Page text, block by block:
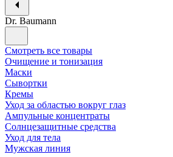
Dr. Baumann
Смотреть все товары
Очищение и тонизация
Маски
Сывортки
Кремы
Уход за областью вокруг глаз
Ампульные концентраты
Солнцезащитные средства
Уход для тела
Мужская линия